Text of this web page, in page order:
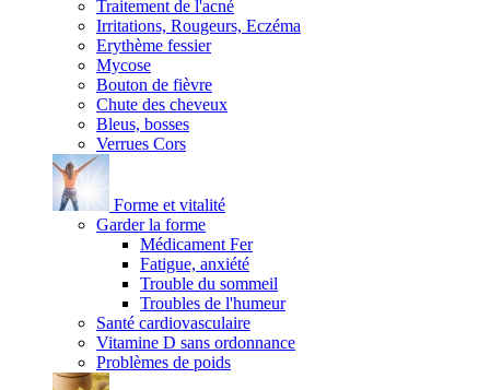
Traitement de l'acné
Irritations, Rougeurs, Eczéma
Erythème fessier
Mycose
Bouton de fièvre
Chute des cheveux
Bleus, bosses
Verrues Cors
Forme et vitalité
Garder la forme
Médicament Fer
Fatigue, anxiété
Trouble du sommeil
Troubles de l'humeur
Santé cardiovasculaire
Vitamine D sans ordonnance
Problèmes de poids